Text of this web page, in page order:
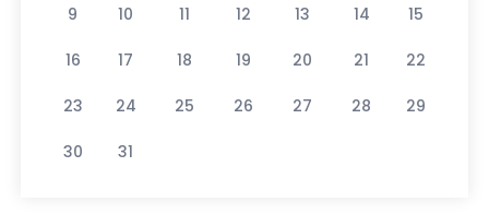
9 10 11 12 13 14 15
16 17 18 19 20 21 22
23 24 25 26 27 28 29
30 31